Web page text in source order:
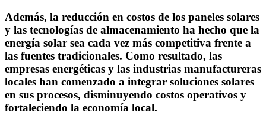
Además, la reducción en costos de los paneles solares
y las tecnologías de almacenamiento ha hecho que la
energía solar sea cada vez más competitiva frente a
las fuentes tradicionales. Como resultado, las
empresas energéticas y las industrias manufactureras
locales han comenzado a integrar soluciones solares
en sus procesos, disminuyendo costos operativos y
fortaleciendo la economía local.